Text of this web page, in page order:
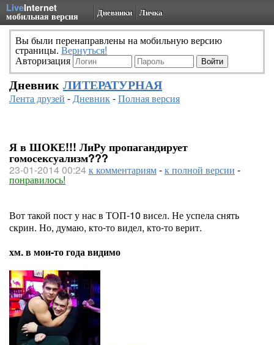
LiveInternet
мобильная версия Дневники Личка
Вы были перенаправлены на мобильную версию
страницы. Вернуться!
Авторизация
Дневник ЛИТЕРАТУРНАЯ
Лента друзей -Дневник-Полная версия
Я в ШОКЕ!!! ЛиРу пропагандирует
гомосексуализм???
23-01-2014 00:24к комментариям-к полной версии -
понравилось!
Вот такой пост у нас в ТОП-10 висел. Не успела снять
скрин. Но, думаю, кто-то видел, кто-то верит.
хм. в мои-то года видимо